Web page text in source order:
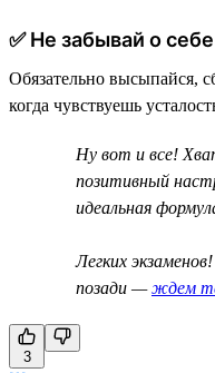
✅ Не забывай о себе
Обязательно высыпайся,
когда чувствуешь
Ну вот и все!
позитивный
идеальная
Легких
позади —ждем
3